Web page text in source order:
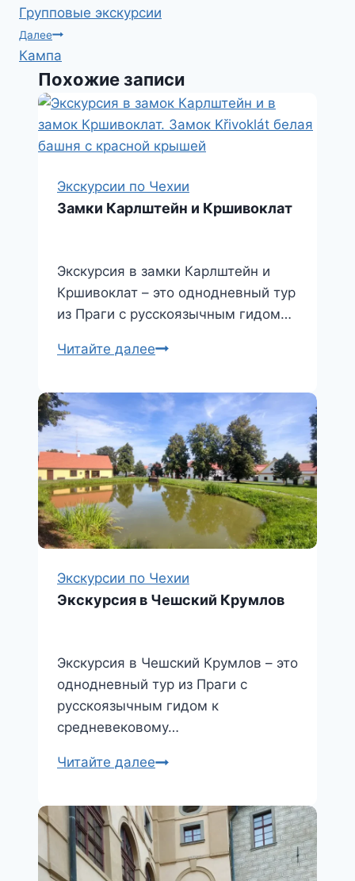
d
I
n
s
A
p
p
.
R
u
n
o
k
a
s
т
п
р
а
в
и
по
записям
Групповые экскурсии
Далее
Кампа
Похожие записи
Экскурсии по Чехии
Замки Карлштейн и Кршивоклат
Экскурсия в замки Карлштейн и
Кршивоклат – это однодневный тур
из Праги с русскоязычным гидом…
Читайте далееЗамки
и
Кршивоклат
Экскурсии по Чехии
Экскурсия в Чешский Крумлов
Экскурсия в Чешский Крумлов – это
однодневный тур из Праги с
русскоязычным гидом к
средневековому…
Читайте далееЭкскурсия
Чешский
Крумлов